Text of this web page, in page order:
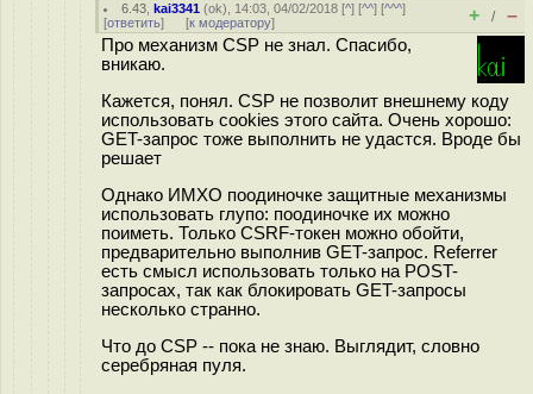
6.43 ,kai3341 (ok), 14:03, 04/02/2018 [^] [^^] [^^^]
[ответить] [к модератору] + / –
Про механизм CSP не знал. Спасибо,
вникаю.
Кажется, понял. CSP не позволит внешнему коду
использовать cookies этого сайта. Очень хорошо:
GET-запрос тоже выполнить не удастся. Вроде бы
решает
Однако ИМХО поодиночке защитные механизмы
использовать глупо: поодиночке их можно
поиметь. Только CSRF-токен можно обойти,
предварительно выполнив GET-запрос. Referrer
есть смысл использовать только на POST-
запросах, так как блокировать GET-запросы
несколько странно.
Что до CSP -- пока не знаю. Выглядит, словно
серебряная пуля.